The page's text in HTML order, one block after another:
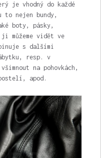
je vhodný do každé
to nejen bundy,
boty, pásky,
můžeme vidět ve
s dalšími
resp. v
na pohovkách,
apod.